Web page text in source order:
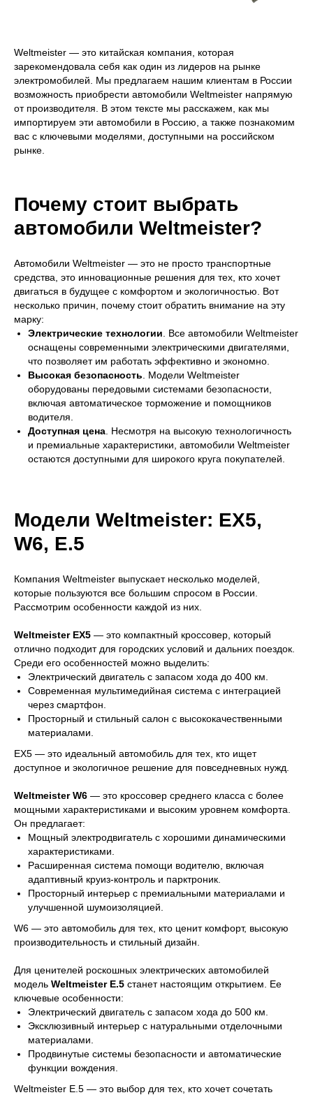
Weltmeister — это китайская компания, которая
зарекомендовала себя как один из лидеров на рынке
электромобилей. Мы предлагаем нашим клиентам в России
возможность приобрести автомобили Weltmeister напрямую
от производителя. В этом тексте мы расскажем, как мы
импортируем эти автомобили в Россию, а также познакомим
вас с ключевыми моделями, доступными на российском
рынке.
Почему стоит выбрать
автомобили Weltmeister?
Автомобили Weltmeister — это не просто транспортные
средства, это инновационные решения для тех, кто хочет
двигаться в будущее с комфортом и экологичностью. Вот
несколько причин, почему стоит обратить внимание на эту
марку:
Электрические технологии . Все автомобили Weltmeister
оснащены современными электрическими двигателями,
что позволяет им работать эффективно и экономно.
Высокая безопасность . Модели Weltmeister
оборудованы передовыми системами безопасности,
включая автоматическое торможение и помощников
водителя.
Доступная цена . Несмотря на высокую технологичность
и премиальные характеристики, автомобили Weltmeister
остаются доступными для широкого круга покупателей.
Модели Weltmeister: EX5,
W6, E.5
Компания Weltmeister выпускает несколько моделей,
которые пользуются все большим спросом в России.
Рассмотрим особенности каждой из них.
Weltmeister EX5 — это компактный кроссовер, который
отлично подходит для городских условий и дальних поездок.
Среди его особенностей можно выделить:
Электрический двигатель с запасом хода до 400 км.
Современная мультимедийная система с интеграцией
через смартфон.
Просторный и стильный салон с высококачественными
материалами.
EX5 — это идеальный автомобиль для тех, кто ищет
доступное и экологичное решение для повседневных нужд.
Weltmeister W6 — это кроссовер среднего класса с более
мощными характеристиками и высоким уровнем комфорта.
Он предлагает:
Мощный электродвигатель с хорошими динамическими
характеристиками.
Расширенная система помощи водителю, включая
адаптивный круиз-контроль и парктроник.
Просторный интерьер с премиальными материалами и
улучшенной шумоизоляцией.
W6 — это автомобиль для тех, кто ценит комфорт, высокую
производительность и стильный дизайн.
Для ценителей роскошных электрических автомобилей
модель Weltmeister E.5 станет настоящим открытием. Ее
ключевые особенности:
Электрический двигатель с запасом хода до 500 км.
Эксклюзивный интерьер с натуральными отделочными
материалами.
Продвинутые системы безопасности и автоматические
функции вождения.
Weltmeister E.5 — это выбор для тех, кто хочет сочетать